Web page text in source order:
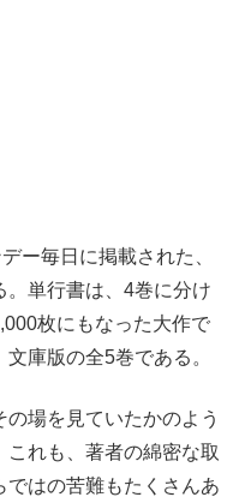
ー毎日に掲載された、
。単行書は、4巻に分け
枚にもなった大作で
庫版の全5巻である。
場を見ていたかのよう
れも、著者の綿密な取
はの苦難もたくさんあ